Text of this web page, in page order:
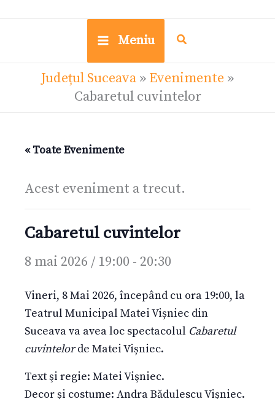
Meniu
Județul Suceava » Evenimente »
Cabaretul cuvintelor
« Toate Evenimente
Acest eveniment a trecut.
Cabaretul cuvintelor
8 mai 2026 / 19:00 - 20:30
Vineri, 8 Mai 2026, începând cu ora 19:00, la
Teatrul Municipal Matei Vișniec din
Suceava va avea loc spectacolul Cabaretul
cuvintelorde Matei Vișniec.
Text şi regie: Matei Vişniec.
Decor și costume: Andra Bădulescu Vişniec.